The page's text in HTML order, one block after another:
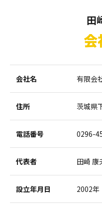
田
会
会社名 有限会
住所 茨城県
電話番号 0296-
代表者 田崎 康
設立年月日 2002年